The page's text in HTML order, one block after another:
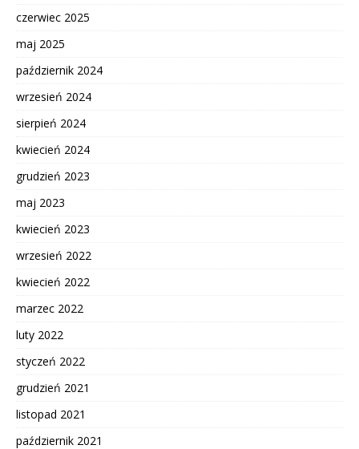
czerwiec 2025
maj 2025
październik 2024
wrzesień 2024
sierpień 2024
kwiecień 2024
grudzień 2023
maj 2023
kwiecień 2023
wrzesień 2022
kwiecień 2022
marzec 2022
luty 2022
styczeń 2022
grudzień 2021
listopad 2021
październik 2021